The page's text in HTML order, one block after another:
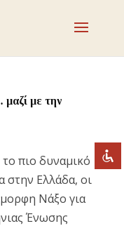
μαζί με την
πιο δυναμικό
στην Ελλάδα, οι
Νάξο για
Ένωσης